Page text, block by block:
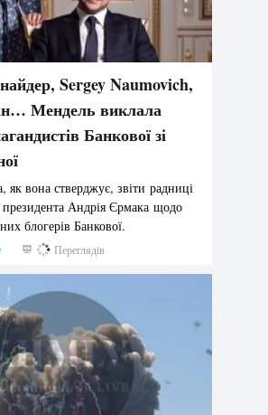
Sergey Naumovich,
Мендель виклала
Банкової зі
як вона стверджує, звіти радниці
президента Андрія Єрмака щодо
блогерів Банкової.
214 Переглядів